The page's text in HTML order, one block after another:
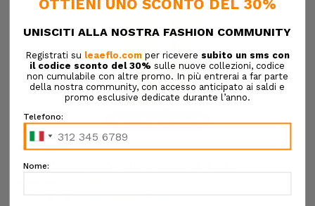
Tap or pinch to expand
ECOALF
SHORTS IN LINO CON COULISSE ERAS